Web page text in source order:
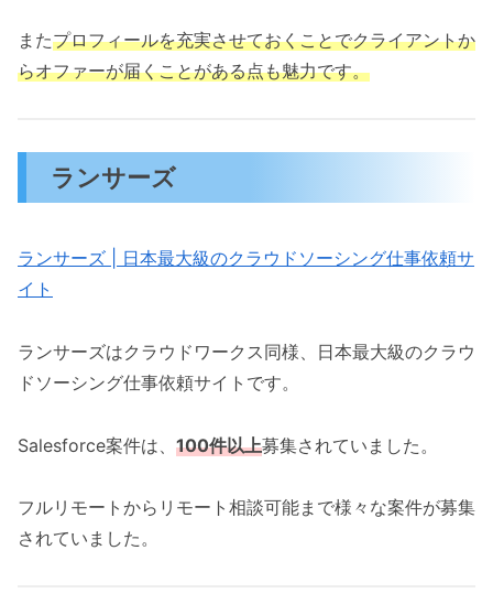
またプロフィールを充実させておくことでクライアントか
らオファーが届くことがある点も魅力です。
ランサーズ
ランサーズ | 日本最大級のクラウドソーシング仕事依頼サ
イト
ランサーズはクラウドワークス同様、日本最大級のクラウ
ドソーシング仕事依頼サイトです。
Salesforce案件は、 100件以上募集されていました。
フルリモートからリモート相談可能まで様々な案件が募集
されていました。